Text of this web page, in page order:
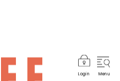
Login Menu